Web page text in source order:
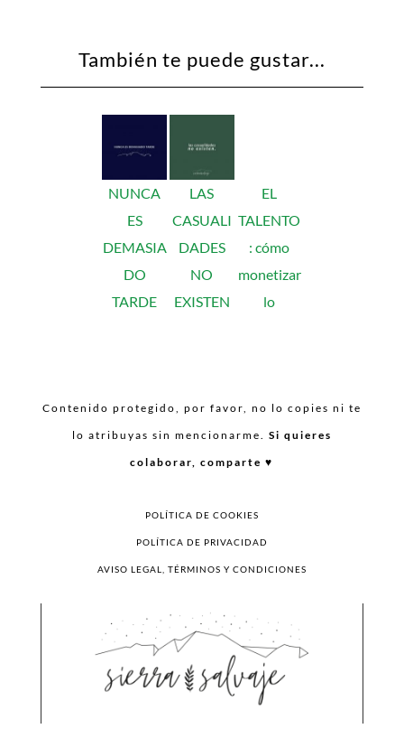
También te puede gustar...
NUNCA
ES
DEMASIA
DO
TARDE
LAS
CASUALI
DADES
NO
EXISTEN
EL
TALENTO
: cómo
monetizar
lo
Contenido protegido, por favor, no lo copies ni te
lo atribuyas sin mencionarme. Si quieres
colaborar, comparte ♥︎
POLÍTICA DE COOKIES
POLÍTICA DE PRIVACIDAD
AVISO LEGAL, TÉRMINOS Y CONDICIONES